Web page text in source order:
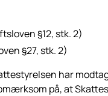
§12, stk. 2)
§27, stk. 2)
har
på, at